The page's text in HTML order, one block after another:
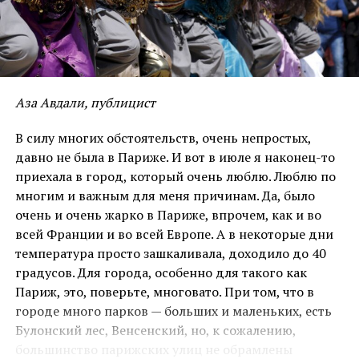
На долю судьбы нашего народа последние
десятилетия легли особой тяжестью — трагические
события в Кобани, Шангале, Африне. Особенно
пострадали адепты езидизма, которые в 1915-1916
Аза Авдали, публицист
В силу многих обстоятельств, очень непростых,
давно не была в Париже. И вот в июле я наконец-то
приехала в город, который очень люблю. Люблю по
многим и важным для меня причинам. Да, было
очень и очень жарко в Париже, впрочем, как и во
всей Франции и во всей Европе. А в некоторые дни
температура просто зашкаливала, доходило до 40
градусов. Для города, особенно для такого как
Париж, это, поверьте, многовато. При том, что в
городе много парков — больших и маленьких, есть
Булонский лес, Венсенский, но, к сожалению,